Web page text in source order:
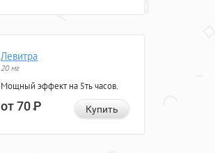
Левитра
20 мг
Мощный эффект на 5ть часов.
от 70Р Купить